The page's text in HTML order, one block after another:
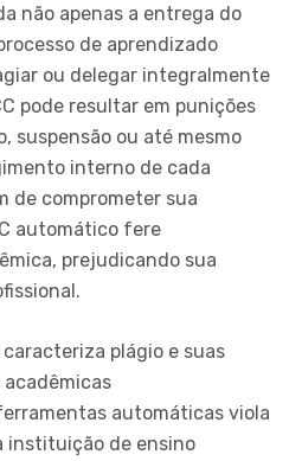
não apenas a entrega do
de aprendizado
ou delegar integralmente
pode resultar em punições
suspensão ou até mesmo
interno de cada
de comprometer sua
automático fere
prejudicando sua
plágio e suas
acadêmicas
automáticas viola
instituição de ensino